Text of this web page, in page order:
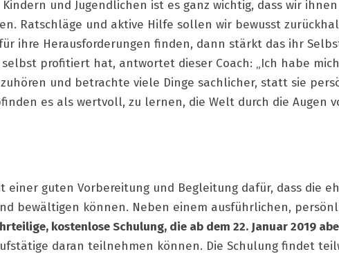
und Jugendlichen ist es ganz wichtig, dass wir
Ratschläge und aktive Hilfe sollen wir bewusst
ihre Herausforderungen finden, dann stärkt das ihr
selbst profitiert hat, antwortet dieser Coach: „Ich habe
und betrachte viele Dinge sachlicher, statt sie
es als wertvoll, zu lernen, die Welt durch die Augen
einer guten Vorbereitung und Begleitung dafür, dass die
bewältigen können. Neben einem ausführlichen,
kostenlose Schulung, die ab dem 22. Januar 2019
daran teilnehmen können. Die Schulung findet